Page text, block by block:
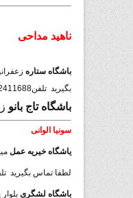
ناهید مداحی
باشگاه ستاره زعفرانیه
بگیرید تلفن22411688
باشگاه تاج بانو
سونیا الوانی
یاشگاه خیریه عمل
لطفا تماس بگیرید تلفن
باشگاه لشگری